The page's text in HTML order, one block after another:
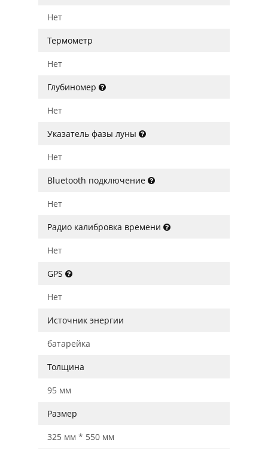
Нет
Термометр
Нет
Глубиномер
Нет
Указатель фазы луны
Нет
Bluetooth подключение
Нет
Радио калибровка времени
Нет
GPS
Нет
Источник энергии
батарейка
Толщина
95 мм
Размер
325 мм * 550 мм